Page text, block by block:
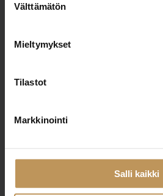
valinta
Välttämätön
Mieltymykset
Tilastot
Markkinointi
Salli kaikki
Finlands
Tietosuoja- ja